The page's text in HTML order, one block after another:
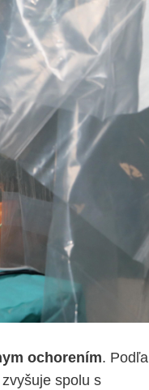
ochorením. Podľa
spolu s